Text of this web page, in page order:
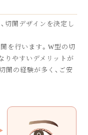
切開デザインを決定し
を行います。W型の切
りやすいデメリットが
開の経験が多く、ご安